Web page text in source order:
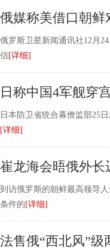
俄媒称美借口朝鲜
俄罗斯卫星新闻通讯社12月
信[详细]
日称中国4军舰穿
日本防卫省统合幕僚监部25
[详细]
崔龙海会晤俄外长
到访俄罗斯的朝鲜最高领导
条件的 [详细]
法售俄“西北风”